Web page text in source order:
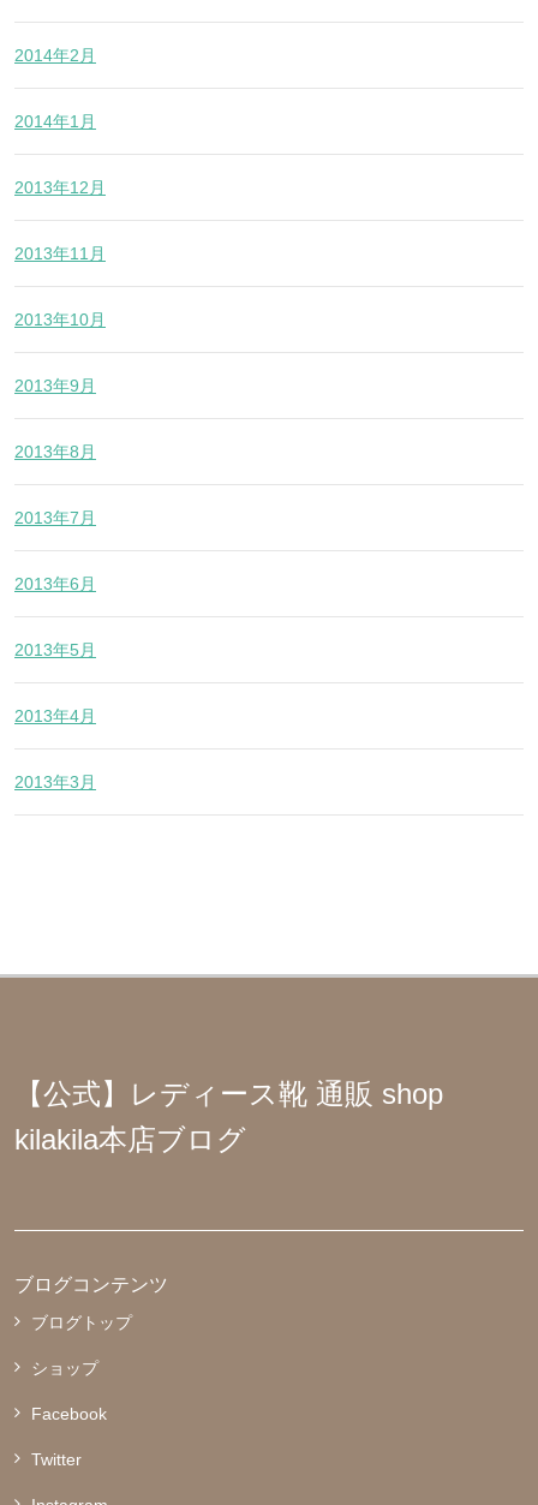
2014年2月
2014年1月
2013年12月
2013年11月
2013年10月
2013年9月
2013年8月
2013年7月
2013年6月
2013年5月
2013年4月
2013年3月
【公式】レディース靴 通販 shop
kilakila本店ブログ
ブログコンテンツ
ブログトップ
ショップ
Facebook
Twitter